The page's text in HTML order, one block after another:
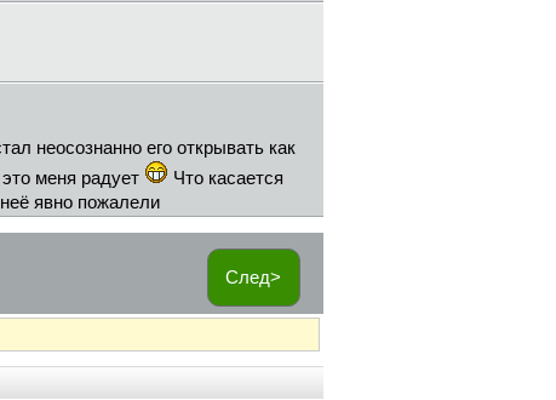
неосознанно его открывать как
меня радует
Что касается
явно пожалели
След>